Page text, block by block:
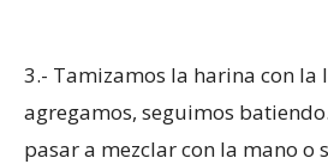
3.- Tamizamos la harina con la
agregamos, seguimos
pasar a mezclar con la mano o